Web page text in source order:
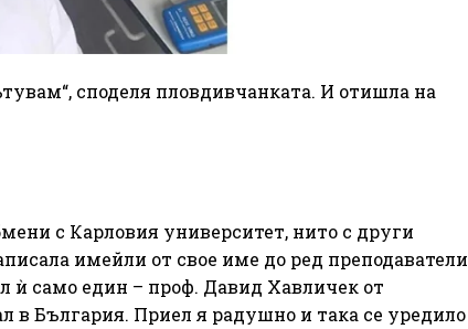
споделя пловдивчанката. И отишла на
с Карловия университет, нито с други
имейли от свое име до ред преподаватели
ѝ само един – проф. Давид Хавличек от
в България. Приел я радушно и така се уредило